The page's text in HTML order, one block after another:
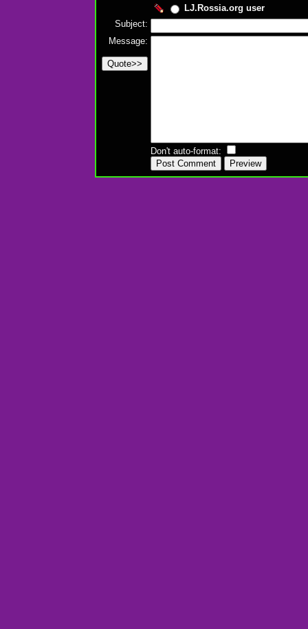
LJ.Rossia.org user
Subject:
Message:
Don't auto-format: